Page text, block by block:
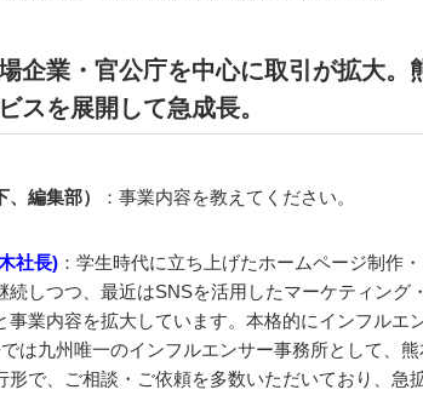
企業・官公庁を中心に取引が拡大。
スを展開して急成長。
編集部） ：事業内容を教えてください。
社長) ：学生時代に立ち上げたホームページ制作
続しつつ、最近はSNSを活用したマーケティング
事業内容を拡大しています。本格的にインフルエ
は九州唯一のインフルエンサー事務所として、
形で、ご相談・ご依頼を多数いただいており、急